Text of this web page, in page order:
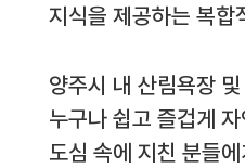
지식을 제공하는 복합
양주시 내 산림욕장
누구나 쉽고 즐겁게
도심 속에 지친 분들